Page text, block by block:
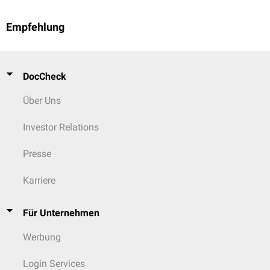
Empfehlung
DocCheck
Über Uns
Investor Relations
Presse
Karriere
Für Unternehmen
Werbung
Login Services